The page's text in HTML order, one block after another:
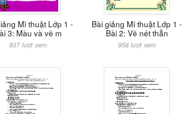
Mĩ thuật Lớp 1 -
3: Màu và vẽ m
937 lượt xem
Bài giảng Mĩ thuật Lớp 1 -
Bài 2: Vẽ nét thẳn
958 lượt xem